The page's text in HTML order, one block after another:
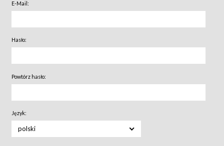
E-Mail:
Hasło:
Powtórz hasło:
Język:
polski